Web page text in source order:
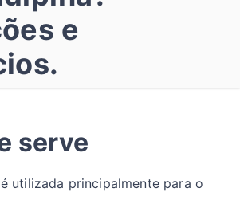
e
serve
utilizada principalmente para o